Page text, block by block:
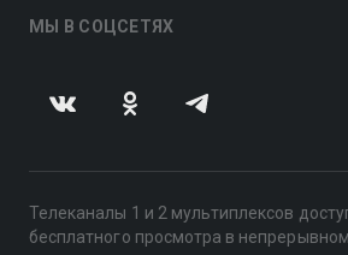
МЫ В СОЦСЕТЯХ
Телеканалы 1 и 2 мультиплексов
бесплатного просмотра в